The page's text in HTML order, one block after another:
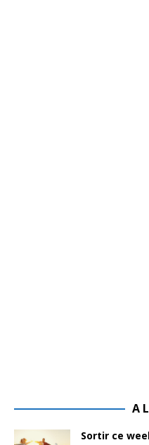
A
Sortir ce